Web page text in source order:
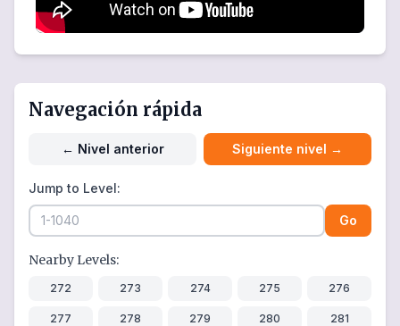
Navegación rápida
← Nivel anterior Siguiente nivel →
Jump to Level:
Go
Nearby Levels:
272 273 274 275 276
277 278 279 280 281